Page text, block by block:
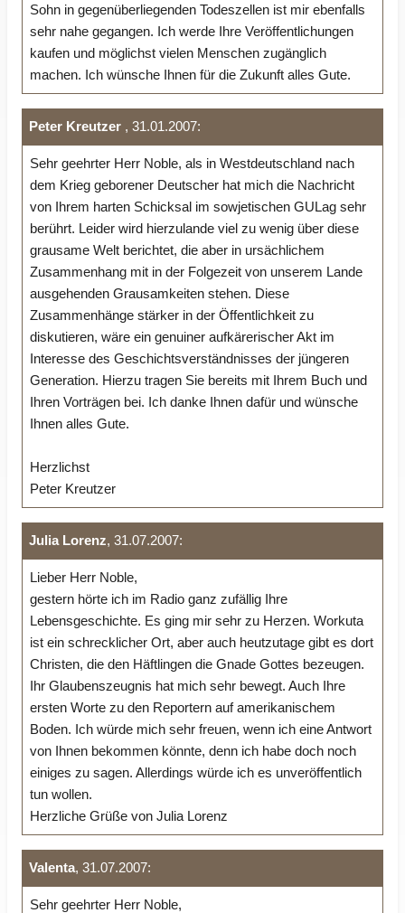
Sohn in gegenüberliegenden Todeszellen ist mir ebenfalls
sehr nahe gegangen. Ich werde Ihre Veröffentlichungen
kaufen und möglichst vielen Menschen zugänglich
machen. Ich wünsche Ihnen für die Zukunft alles Gute.
Peter Kreutzer , 31.01.2007:
Sehr geehrter Herr Noble, als in Westdeutschland nach
dem Krieg geborener Deutscher hat mich die Nachricht
von Ihrem harten Schicksal im sowjetischen GULag sehr
berührt. Leider wird hierzulande viel zu wenig über diese
grausame Welt berichtet, die aber in ursächlichem
Zusammenhang mit in der Folgezeit von unserem Lande
ausgehenden Grausamkeiten stehen. Diese
Zusammenhänge stärker in der Öffentlichkeit zu
diskutieren, wäre ein genuiner aufkärerischer Akt im
Interesse des Geschichtsverständnisses der jüngeren
Generation. Hierzu tragen Sie bereits mit Ihrem Buch und
Ihren Vorträgen bei. Ich danke Ihnen dafür und wünsche
Ihnen alles Gute.
Herzlichst
Peter Kreutzer
Julia Lorenz, 31.07.2007:
Lieber Herr Noble,
gestern hörte ich im Radio ganz zufällig Ihre
Lebensgeschichte. Es ging mir sehr zu Herzen. Workuta
ist ein schrecklicher Ort, aber auch heutzutage gibt es dort
Christen, die den Häftlingen die Gnade Gottes bezeugen.
Ihr Glaubenszeugnis hat mich sehr bewegt. Auch Ihre
ersten Worte zu den Reportern auf amerikanischem
Boden. Ich würde mich sehr freuen, wenn ich eine Antwort
von Ihnen bekommen könnte, denn ich habe doch noch
einiges zu sagen. Allerdings würde ich es unveröffentlich
tun wollen.
Herzliche Grüße von Julia Lorenz
Valenta, 31.07.2007:
Sehr geehrter Herr Noble,